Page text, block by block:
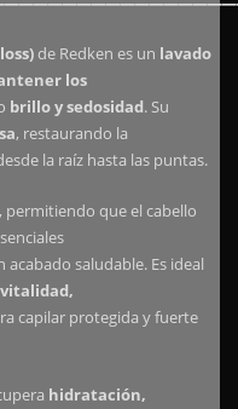
de Redken es un lavado
los
brillo y sedosidad. Su
, restaurando la
la raíz hasta las puntas.
que el cabello
saludable. Es ideal
capilar protegida y fuerte
hidratación,